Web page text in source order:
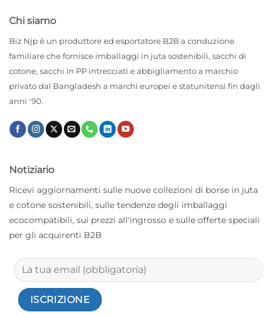
Chi siamo
Biz Njp è un produttore ed esportatore B2B a conduzione
familiare che fornisce imballaggi in juta sostenibili, sacchi di
cotone, sacchi in PP intrecciati e abbigliamento a marchio
privato dal Bangladesh a marchi europei e statunitensi fin dagli
anni '90.
Notiziario
Ricevi aggiornamenti sulle nuove collezioni di borse in juta
e cotone sostenibili, sulle tendenze degli imballaggi
ecocompatibili, sui prezzi all'ingrosso e sulle offerte speciali
per gli acquirenti B2B